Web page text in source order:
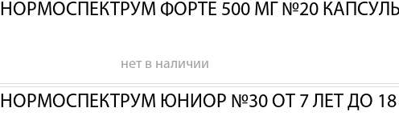
НОРМОСПЕКТРУМ ФОРТЕ 500 МГ №20
нет в наличии
НОРМОСПЕКТРУМ ЮНИОР №30 ОТ 7 ЛЕТ ДО 18